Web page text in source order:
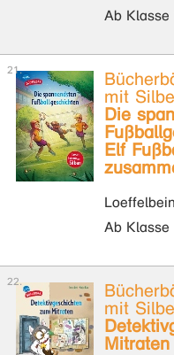
Ab Klasse
mit
Die
Elf
Ab Klasse
mit
Mitraten